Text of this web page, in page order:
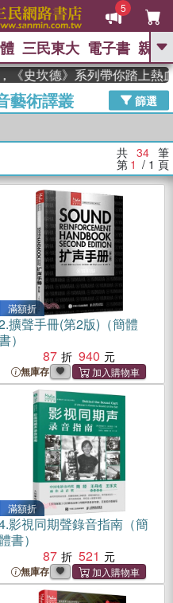
5
GO
東野圭吾 、 高希均教授回憶錄
Odyssey 、 父親節 、 如果歷
喵
漫遊錄、 方念華 、 台灣的李
數學女孩：黎曼猜想 、
迷走神經
三民東大 電子書 親子
德》系列帶你踏上熱血奇幻
藝術譯叢
篩選
共 34 筆
第 1 / 1 頁
滿額折
擴聲手冊(第2版)（簡體
）
87
940
無庫存
滿額折
影視同期聲錄音指南（簡
書）
87
521
無庫存